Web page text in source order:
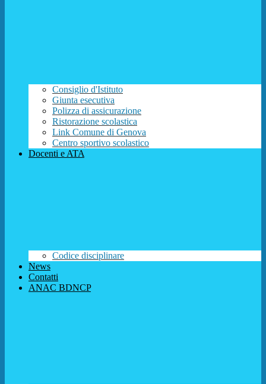
Consiglio d'Istituto
Giunta esecutiva
Polizza di assicurazione
Ristorazione scolastica
Link Comune di Genova
Centro sportivo scolastico
Docenti e ATA
Codice disciplinare
News
Contatti
ANAC BDNCP